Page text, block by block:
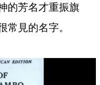
的芳名才重振旗
常見的名字。